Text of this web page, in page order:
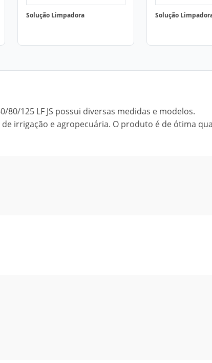
Solução Limpadora Solução
80/125 LF JS possui diversas medidas e modelos.
irrigação e agropecuária. O produto é de ótima